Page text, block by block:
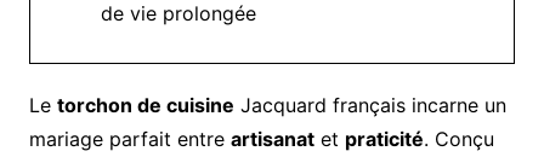
de vie prolongée
Le torchon de cuisine Jacquard français incarne un
mariage parfait entre artisanatet praticité. Conçu